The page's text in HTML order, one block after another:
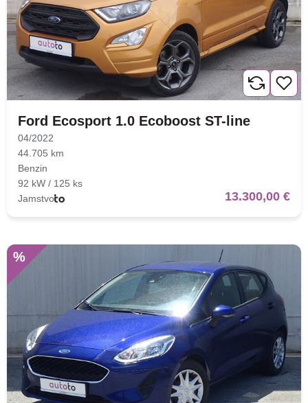
Ford Ecosport 1.0 Ecoboost ST-line
04/2022
44.705 km
Benzin
92 kW / 125 ks
Jamstvo
13.300,00 €
%